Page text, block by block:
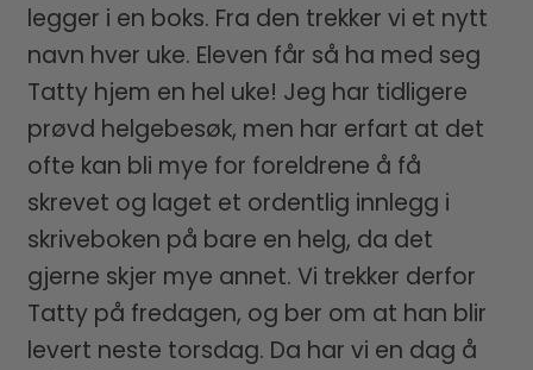
legger i en boks. Fra den trekker vi et nytt
navn hver uke. Eleven får så ha med seg
Tatty hjem en hel uke! Jeg har tidligere
prøvd helgebesøk, men har erfart at det
ofte kan bli mye for foreldrene å få
skrevet og laget et ordentlig innlegg i
skriveboken på bare en helg, da det
gjerne skjer mye annet. Vi trekker derfor
Tatty på fredagen, og ber om at han blir
levert neste torsdag. Da har vi en dag å